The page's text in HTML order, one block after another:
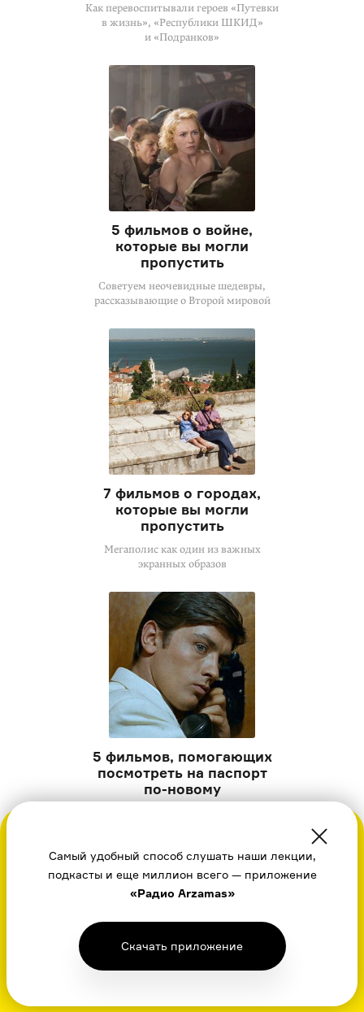
Во время посещения сайта вы соглашаетесь
с использованием нами файлов
cookie,пользовательским соглашением, политикой
в отношении обработкиперсональных
на обработку
персональных данных
Хорошо
Самый удобный способ слушать наши лекции,
подкасты и еще миллион всего — приложение
«Радио Arzamas»
Скачать приложение
Как перевоспитывали героев «Путевки
в жизнь», «Республики ШКИД»
и «Подранков»
5 фильмов о войне,
которые вы могли
пропустить
Советуем неочевидные шедевры,
рассказывающие о Второй мировой
7 фильмов о городах,
которые вы могли
пропустить
Мегаполис как один из важных
экранных образов
5 фильмов, помогающих
посмотреть на паспорт
по-новому